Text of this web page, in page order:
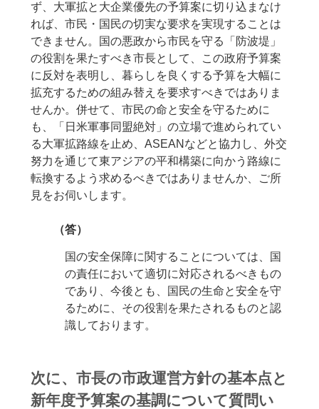
ず、大軍拡と大企業優先の予算案に切り込まなけ
れば、市民・国民の切実な要求を実現することは
できません。国の悪政から市民を守る「防波堤」
の役割を果たすべき市長として、この政府予算案
に反対を表明し、暮らしを良くする予算を大幅に
拡充するための組み替えを要求すべきではありま
せんか。併せて、市民の命と安全を守るために
も、「日米軍事同盟絶対」の立場で進められてい
る大軍拡路線を止め、ASEANなどと協力し、外交
努力を通じて東アジアの平和構築に向かう路線に
転換するよう求めるべきではありませんか、ご所
見をお伺いします。
（答）
国の安全保障に関することについては、国
の責任において適切に対応されるべきもの
であり、今後とも、国民の生命と安全を守
るために、その役割を果たされるものと認
識しております。
次に、市長の市政運営方針の基本点と
新年度予算案の基調について質問い